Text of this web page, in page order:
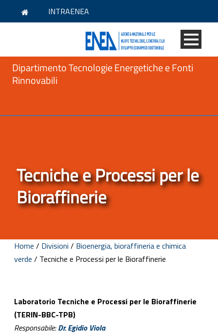
INTRAENEA
Dipartimento Tecnologie Energetiche e Fonti
Rinnovabili
Tecniche e Processi per le
Bioraffinerie
Home / Divisioni / Bioenergia, bioraffineria e chimica
verde / Tecniche e Processi per le Bioraffinerie
Laboratorio Tecniche e Processi per le Bioraffinerie
(TERIN-BBC-TPB)
Responsabile:Dr. Egidio Viola